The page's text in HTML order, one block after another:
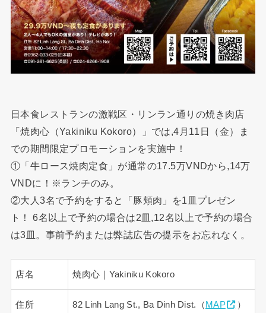
日本食レストランの激戦区・リンラン通りの焼き肉店
「焼肉心（Yakiniku Kokoro）」では,4月11日（金）ま
での期間限定プロモーションを実施中！
①「牛ロース焼肉定食」が通常の17.5万VNDから,14万
VNDに！※ランチのみ。
②大人3名で予約をすると「豚頬肉」を1皿プレゼン
ト！ 6名以上で予約の場合は2皿,12名以上で予約の場合
は3皿。事前予約または弊誌広告の提示をお忘れなく。
店名 焼肉心｜Yakiniku Kokoro
住所 82 Linh Lang St., Ba Dinh Dist.（ MAP ）